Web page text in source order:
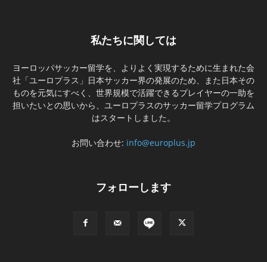
私たちに関しては
ヨーロッパサッカー留学を、よりよく実現するために生まれた会
社「ユーロプラス」日本サッカー界の発展のため、また日本その
ものを元気にすべく、世界規模で活躍できるプレイヤーの一助を
担いたいとの思いから、ユーロプラスのサッカー留学プログラム
はスタートしました。
お問い合わせ: info@europlus.jp
フォローします